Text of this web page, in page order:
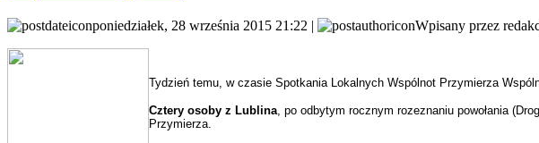
poniedziałek, 28 września 2015 21:22 | Wpisany przez
Tydzień temu, w czasie Spotkania Lokalnych Wspólnot Przymierza
Cztery osoby z Lublina , po odbytym rocznym rozeznaniu powołania
Przymierza.